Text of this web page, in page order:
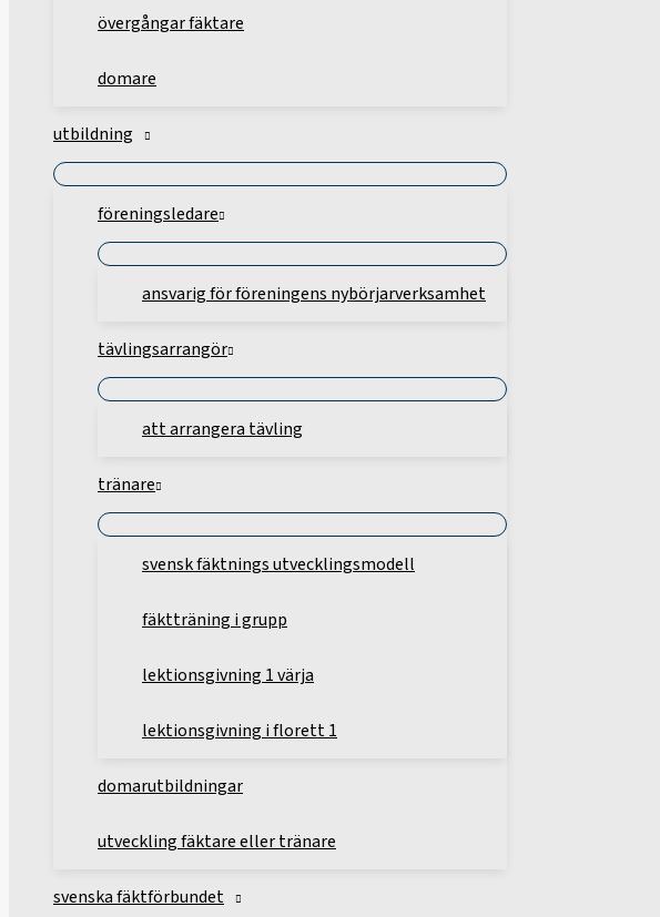
övergångar fäktare
domare
utbildning
föreningsledare
ansvarig för föreningens nybörjarverksamhet
tävlingsarrangör
att arrangera tävling
tränare
svensk fäktnings utvecklingsmodell
fäktträning i grupp
lektionsgivning 1 värja
lektionsgivning i florett 1
domarutbildningar
utveckling fäktare eller tränare
svenska fäktförbundet